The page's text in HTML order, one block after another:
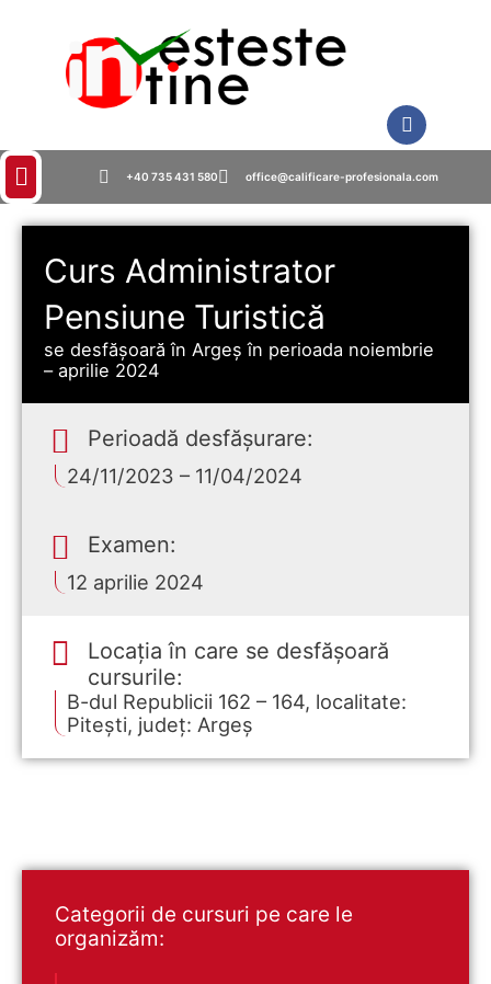
+40 735 431 580 office@calificare-profesionala.com
Curs Administrator
Pensiune Turistică
se desfășoară în Argeș în perioada noiembrie
– aprilie 2024
Perioadă desfășurare:
24/11/2023 – 11/04/2024
Examen:
12 aprilie 2024
Locația în care se desfășoară
cursurile:
B-dul Republicii 162 – 164, localitate:
Pitești, județ: Argeș
Categorii de cursuri pe care le
organizăm: